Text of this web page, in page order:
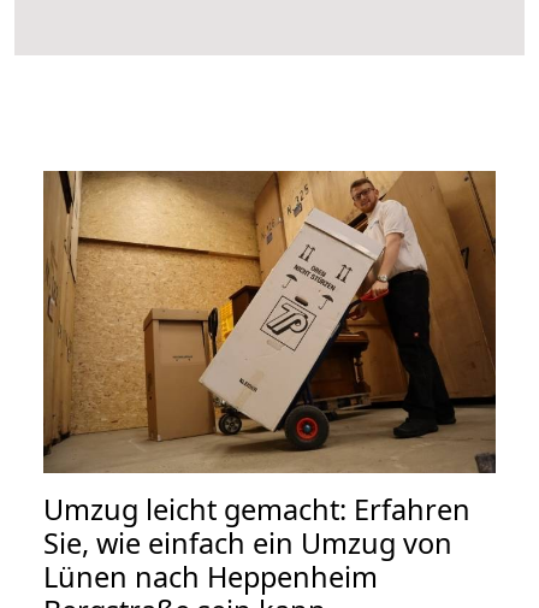
Umzug leicht gemacht: Erfahren
Sie, wie einfach ein Umzug von
Lünen nach Heppenheim